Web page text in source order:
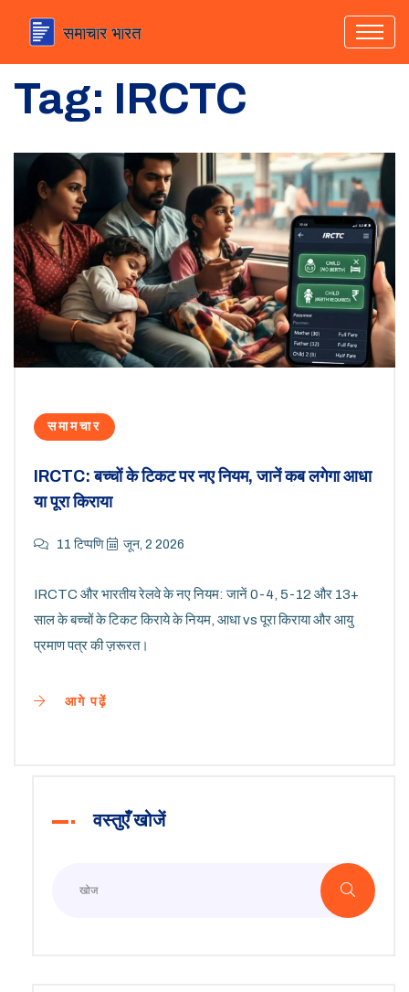
Tag: IRCTC
समामचार
IRCTC: बच्चों के टिकट पर नए नियम, जानें कब लगेगा आधा
या पूरा किराया
11 टिप्पणि जून, 2 2026
IRCTC और भारतीय रेलवे के नए नियम: जानें 0-4, 5-12 और 13+
साल के बच्चों के टिकट किराये के नियम, आधा vs पूरा किराया और आयु
प्रमाण पत्र की ज़रूरत।
आगे पढ़ें
वस्तुएँ खोजें